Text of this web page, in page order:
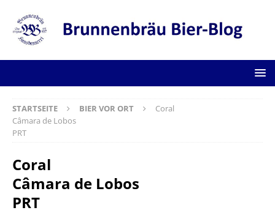
STARTSEITE BIER VOR ORT
Coral
Câmara de Lobos
PRT
Coral
Câmara de Lobos
PRT